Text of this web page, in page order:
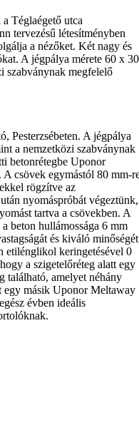
Téglaégető utca
tervezésű létesítményben
a nézőket. Két nagy és
A jégpálya mérete 60 x 30
szabványnak megfelelő
Pesterzsébeten. A jégpálya
a nemzetközi szabványnak
betonrétegbe Uponor
csövek egymástól 80 mm-
rögzítve az
nyomáspróbát végeztünk,
tartva a csövekben. A
beton hullámossága 6 mm
és kiváló
etilénglikol keringetésével 0
a szigetelőréteg alatt egy
található, amelyet néhány
egy másik Uponor Meltaway
évben ideális